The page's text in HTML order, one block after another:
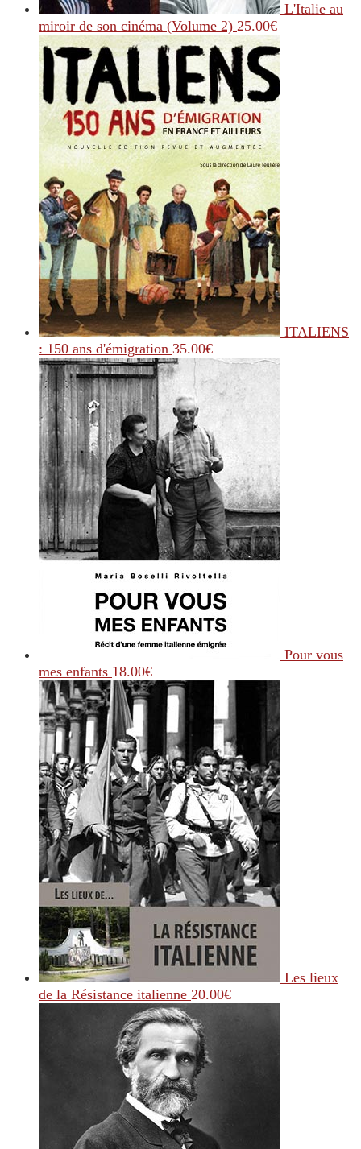
L'Italie au
miroir de son cinéma (Volume 2) 25.00€
ITALIENS
: 150 ans d'émigration 35.00€
Pour vous
mes enfants 18.00€
Les lieux
de la Résistance italienne 20.00€